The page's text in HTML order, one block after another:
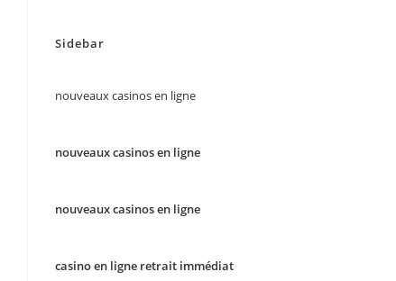
Sidebar
nouveaux casinos en ligne
nouveaux casinos en ligne
nouveaux casinos en ligne
casino en ligne retrait immédiat